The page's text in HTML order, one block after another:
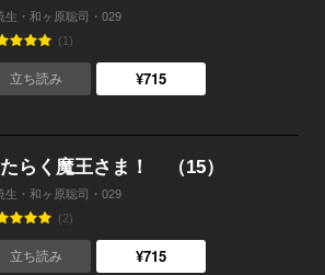
生・和ヶ原聡司・029
(1)
立ち読み ¥715
らく魔王さま！ （15）
生・和ヶ原聡司・029
(2)
立ち読み ¥715